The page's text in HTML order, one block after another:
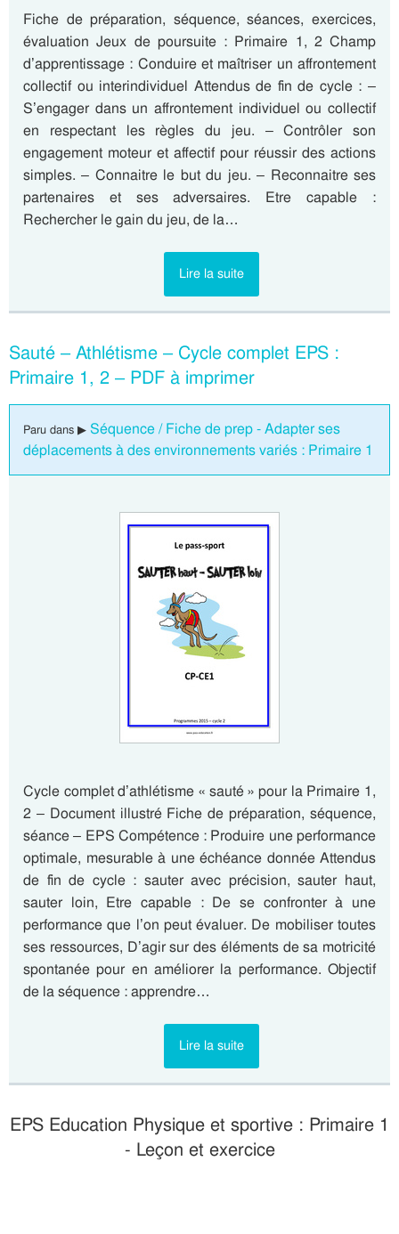
Fiche de préparation, séquence, séances, exercices,
évaluation Jeux de poursuite : Primaire 1, 2 Champ
d’apprentissage : Conduire et maîtriser un affrontement
collectif ou interindividuel Attendus de fin de cycle : –
S’engager dans un affrontement individuel ou collectif
en respectant les règles du jeu. – Contrôler son
engagement moteur et affectif pour réussir des actions
simples. – Connaitre le but du jeu. – Reconnaitre ses
partenaires et ses adversaires. Etre capable :
Rechercher le gain du jeu, de la…
Lire la suite
Sauté – Athlétisme – Cycle complet EPS :
Primaire 1, 2 – PDF à imprimer
Paru dans ▶ Séquence / Fiche de prep - Adapter ses
déplacements à des environnements variés : Primaire 1
Cycle complet d’athlétisme « sauté » pour la Primaire 1,
2 – Document illustré Fiche de préparation, séquence,
séance – EPS Compétence : Produire une performance
optimale, mesurable à une échéance donnée Attendus
de fin de cycle : sauter avec précision, sauter haut,
sauter loin, Etre capable : De se confronter à une
performance que l’on peut évaluer. De mobiliser toutes
ses ressources, D’agir sur des éléments de sa motricité
spontanée pour en améliorer la performance. Objectif
de la séquence : apprendre…
Lire la suite
EPS Education Physique et sportive : Primaire 1
- Leçon et exercice